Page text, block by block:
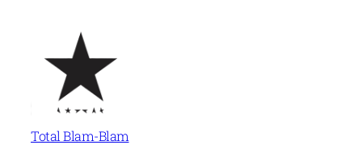
contenu
Total Blam-Blam